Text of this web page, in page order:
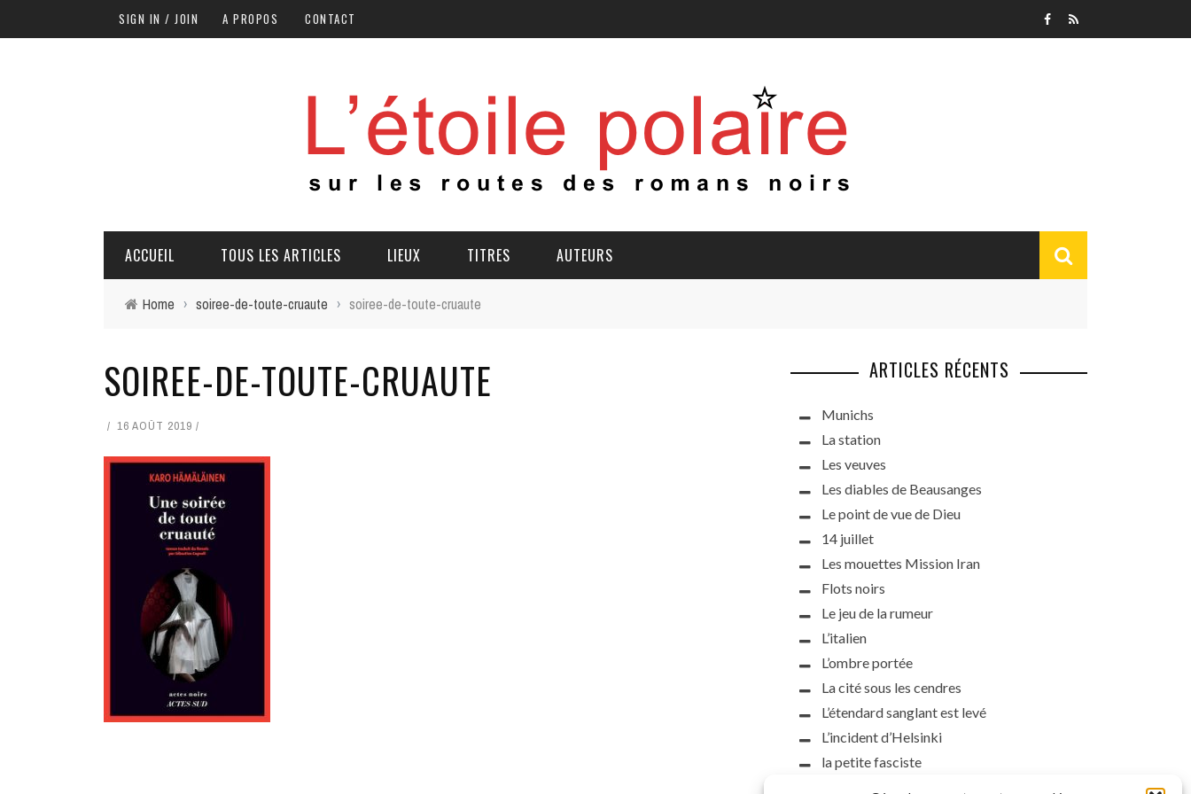
SIGN IN / JOIN A PROPOS CONTACT
ACCUEIL TOUS LES ARTICLES LIEUX TITRES AUTEURS
Home › soiree-de-toute-cruaute › soiree-de-toute-cruaute
SOIREE-DE-TOUTE-CRUAUTE
16 AOÛT 2019
ARTICLES RÉCENTS
Munichs
La station
Les veuves
Les diables de Beausanges
Le point de vue de Dieu
14 juillet
Les mouettes Mission Iran
Flots noirs
Le jeu de la rumeur
L’italien
L’ombre portée
La cité sous les cendres
L’étendard sanglant est levé
L’incident d’Helsinki
la petite fasciste